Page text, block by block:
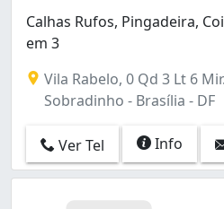
Calhas Rufos, Pingadeira,
em 3
Vila Rabelo, 0 Qd 3 Lt 6
Sobradinho - Brasília - DF
Ver Tel Info